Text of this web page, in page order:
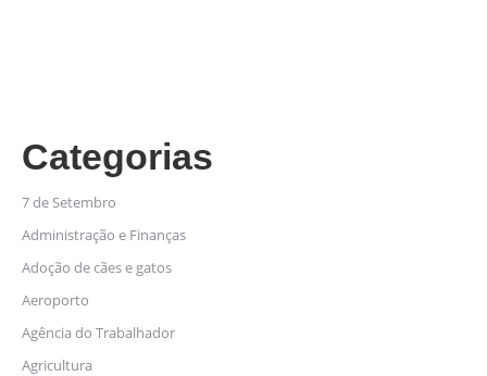
Categorias
7 de Setembro
Administração e Finanças
Adoção de cães e gatos
Aeroporto
Agência do Trabalhador
Agricultura